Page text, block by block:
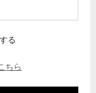
る
ちら